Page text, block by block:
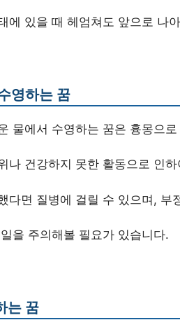
에 있을 때 헤엄쳐도 앞으로 나
영하는 꿈
물에서 수영하는 꿈은 흉몽으
나 건강하지 못한 활동으로 인
다면 질병에 걸릴 수 있으며, 부
을 주의해볼 필요가 있습니다.
는 꿈